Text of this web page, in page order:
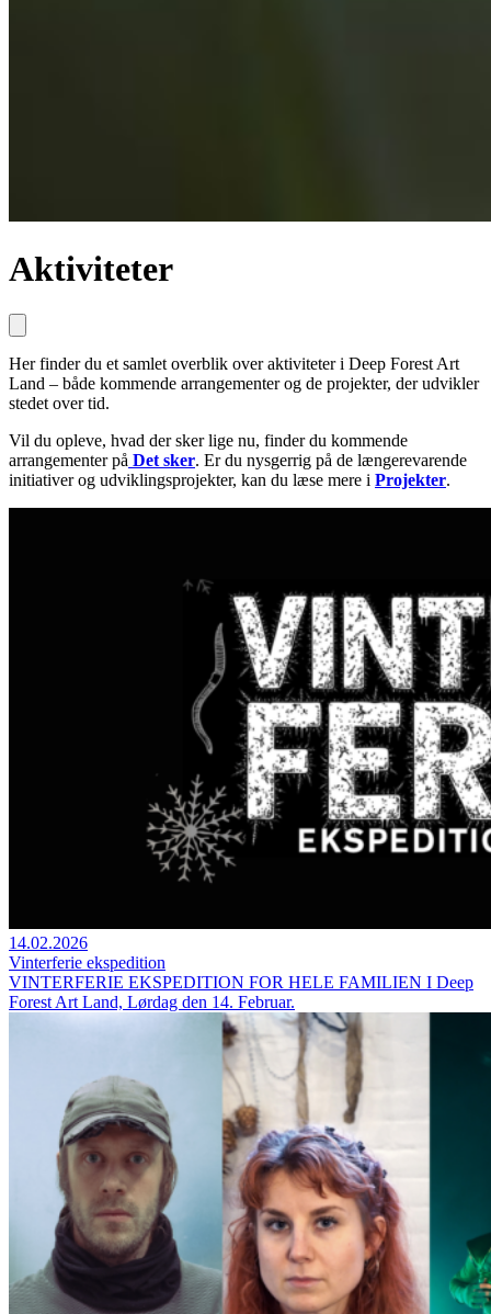
Aktiviteter
Her finder du et samlet overblik over aktiviteter i Deep Forest Art
Land – både kommende arrangementer og de projekter, der udvikler
stedet over tid.
Vil du opleve, hvad der sker lige nu, finder du kommende
arrangementer på Det sker. Er du nysgerrig på de længerevarende
initiativer og udviklingsprojekter, kan du læse mere i Projekter.
14.02.2026
Vinterferie ekspedition
VINTERFERIE EKSPEDITION FOR HELE FAMILIEN I Deep
Forest Art Land, Lørdag den 14. Februar.